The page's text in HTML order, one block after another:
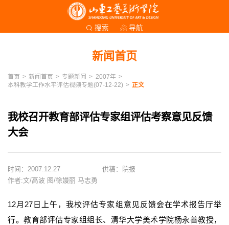
搜索 导航
新闻首页
首页 > 新闻首页 > 专题新闻 > 2007年 >
本科教学工作水平评估视频专题(07-12-22) > 正文
我校召开教育部评估专家组评估考察意见反馈
大会
时间：2007.12.27
供稿：院报
作者:文/高波 图/徐嫚丽 马志勇
12月27日上午，我校评估专家组意见反馈会在学术报告厅举
行。教育部评估专家组组长、清华大学美术学院杨永善教授，